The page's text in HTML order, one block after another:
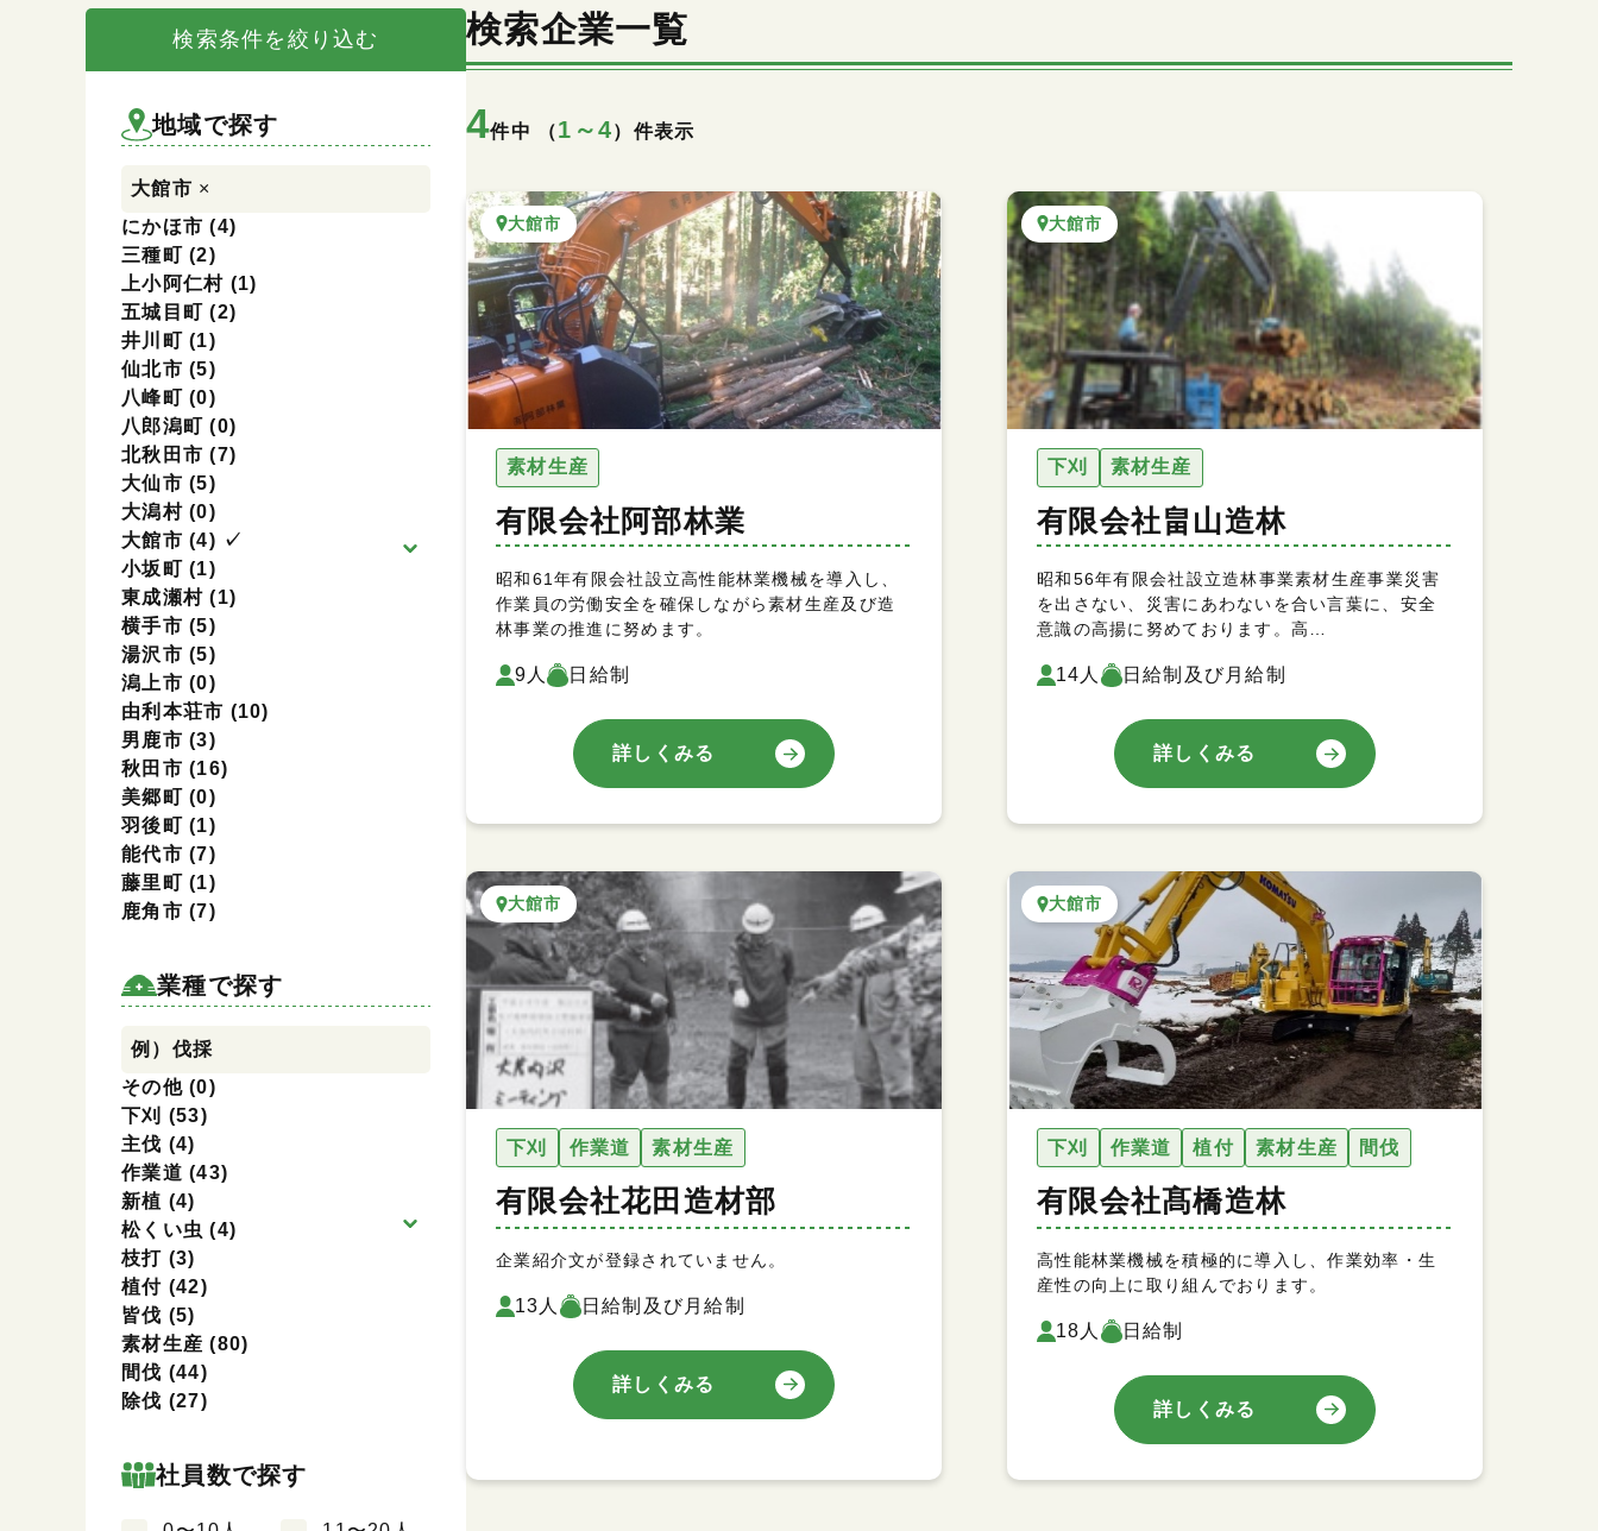
検索条件を絞り込む
地域で探す
地域を選択
大館市 ×
にかほ市 (4)
三種町 (2)
上小阿仁村 (1)
五城目町 (2)
井川町 (1)
仙北市 (5)
八峰町 (0)
八郎潟町 (0)
北秋田市 (7)
大仙市 (5)
大潟村 (0)
大館市 (4) ✓
小坂町 (1)
東成瀬村 (1)
横手市 (5)
湯沢市 (5)
潟上市 (0)
由利本荘市 (10)
男鹿市 (3)
秋田市 (16)
美郷町 (0)
羽後町 (1)
能代市 (7)
藤里町 (1)
鹿角市 (7)
業種で探す
業種で探す
例）伐採
その他 (0)
下刈
(53)
主伐 (4)
作業道 (43)
新植 (4)
松くい虫 (4)
枝打 (3)
植付 (42)
皆伐 (5)
素材生産 (80)
間伐 (44)
除伐 (27)
社員数で探す
検索企業一覧
4件中 （1～4）件表示
大館市
素材生産
有限会社阿部林業
昭和61年有限会社設立高性能林業機械を導入し、
作業員の労働安全を確保しながら素材生産及び造
林事業の推進に努めます。
9人 日給制
詳しくみる
大館市
下刈 素材生産
有限会社畠山造林
昭和56年有限会社設立造林事業素材生産事業災害
を出さない、災害にあわないを合い言葉に、安全
意識の高揚に努めております。高…
14人 日給制及び月給制
詳しくみる
大館市
下刈 作業道 素材生産
有限会社花田造材部
企業紹介文が登録されていません。
13人 日給制及び月給制
詳しくみる
大館市
下刈 作業道 植付 素材生産 間伐
有限会社髙橋造林
高性能林業機械を積極的に導入し、作業効率・生
産性の向上に取り組んでおります。
18人 日給制
詳しくみる